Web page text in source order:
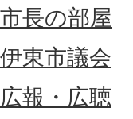
市長の部屋
伊東市議会
広報・広聴